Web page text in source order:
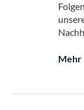
Mehr